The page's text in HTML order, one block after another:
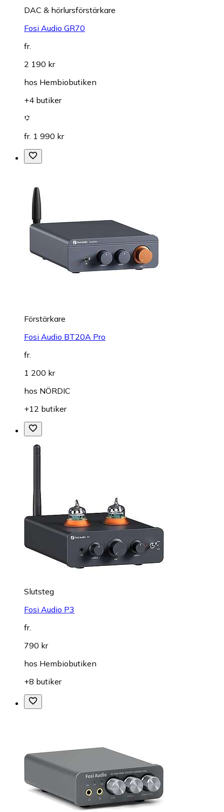
DAC & hörlursförstärkare
Fosi Audio GR70
fr.
2 190 kr
hos Hembiobutiken
+4 butiker
fr. 1 990 kr
Förstärkare
Fosi Audio BT20A Pro
fr.
1 200 kr
hos NÖRDIC
+12 butiker
Slutsteg
Fosi Audio P3
fr.
790 kr
hos Hembiobutiken
+8 butiker